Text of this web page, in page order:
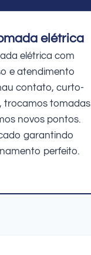
elétrica
elétrica com
e atendimento
contato, curto-
trocamos tomadas
novos pontos.
garantindo
perfeito.